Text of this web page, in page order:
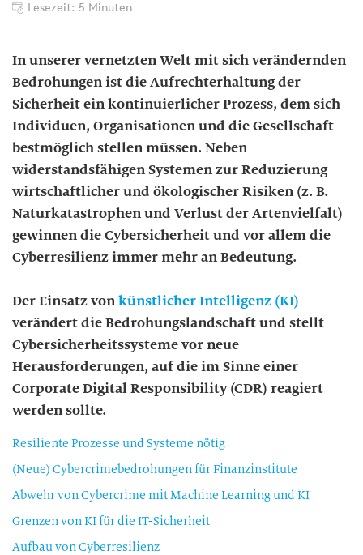
Lesezeit: 5 Minuten
In unserer vernetzten Welt mit sich verändernden
Bedrohungen ist die Aufrechterhaltung der
Sicherheit ein kontinuierlicher Prozess, dem sich
Individuen, Organisationen und die Gesellschaft
bestmöglich stellen müssen. Neben
widerstandsfähigen Systemen zur Reduzierung
wirtschaftlicher und ökologischer Risiken (z. B.
Naturkatastrophen und Verlust der Artenvielfalt)
gewinnen die Cybersicherheit und vor allem die
Cyberresilienz immer mehr an Bedeutung.
Der Einsatz vonkünstlicher Intelligenz (KI)
verändert die Bedrohungslandschaft und stellt
Cybersicherheitssysteme vor neue
Herausforderungen, auf die im Sinne einer
Corporate Digital Responsibility (CDR) reagiert
werden sollte.
Resiliente Prozesse und Systeme nötig
(Neue) Cybercrimebedrohungen für Finanzinstitute
Abwehr von Cybercrime mit Machine Learning und KI
Grenzen von KI für die IT-Sicherheit
Aufbau von Cyberresilienz